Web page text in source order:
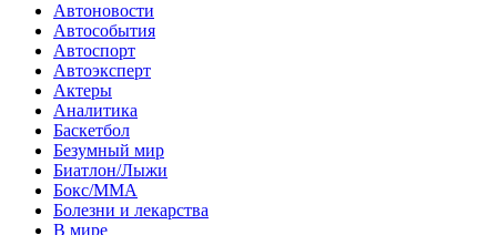
Автоновости
Автособытия
Автоспорт
Автоэксперт
Актеры
Аналитика
Баскетбол
Безумный мир
Биатлон/Лыжи
Бокс/MMA
Болезни и лекарства
В мире